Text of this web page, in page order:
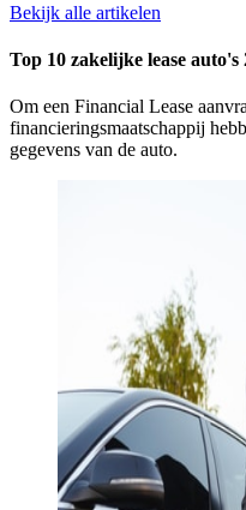
Bekijk alle artikelen
Top 10 zakelijke lease auto's
Om een Financial Lease
financieringsmaatschappij
gegevens van de auto.